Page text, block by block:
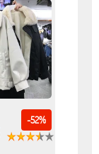
-52%